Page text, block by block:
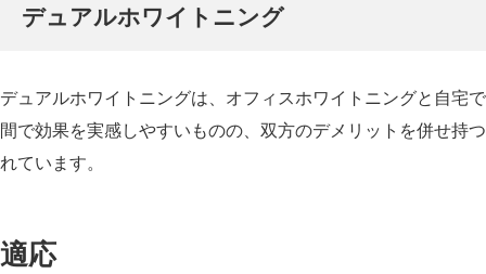
デュアルホワイトニング
デュアルホワイトニングは、オフィスホワイトニングと自宅
間で効果を実感しやすいものの、双方のデメリットを併せ持
れています。
適応